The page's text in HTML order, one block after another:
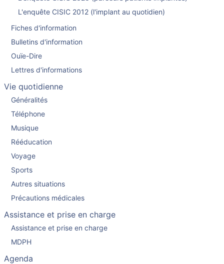
L'enquête CISIC 2012 (l'implant au quotidien)
Fiches d'information
Bulletins d'information
Ouïe-Dire
Lettres d'informations
Vie quotidienne
Généralités
Téléphone
Musique
Rééducation
Voyage
Sports
Autres situations
Précautions médicales
Assistance et prise en charge
Assistance et prise en charge
MDPH
Agenda